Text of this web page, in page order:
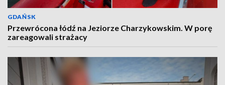
GDAŃSK
Przewrócona łódź na Jeziorze Charzykowskim. W porę
zareagowali strażacy